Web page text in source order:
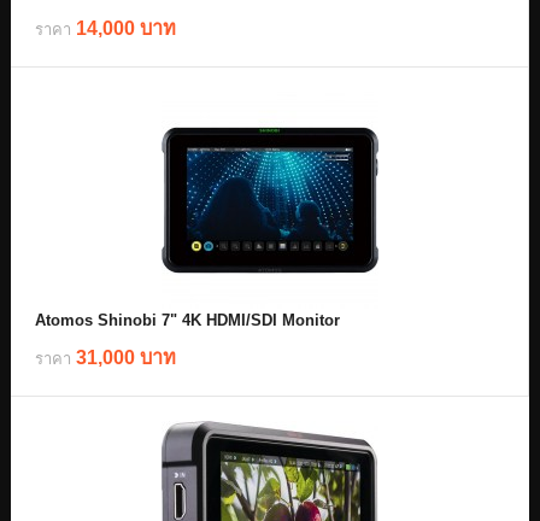
ราคา 14,000 บาท
Atomos Shinobi 7" 4K HDMI/SDI Monitor
ราคา 31,000 บาท